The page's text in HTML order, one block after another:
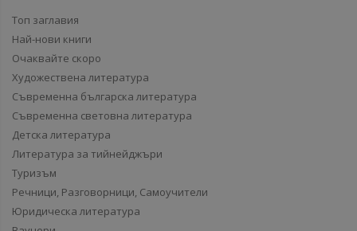
Топ заглавия
Най-нови книги
Очаквайте скоро
Художествена литература
Съвременна българска литература
Съвременна световна литература
Детска литература
Литература за тийнейджъри
Туризъм
Речници, Разговорници, Самоучители
Юридическа литература